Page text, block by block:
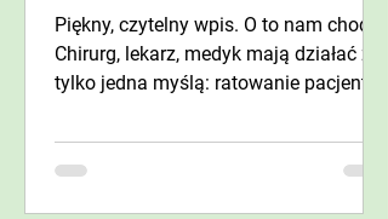
Piękny, czytelny wpis. O to nam chodzi.
Chirurg, lekarz, medyk mają działać z
tylko jedna myślą: ratowanie pacjenta.